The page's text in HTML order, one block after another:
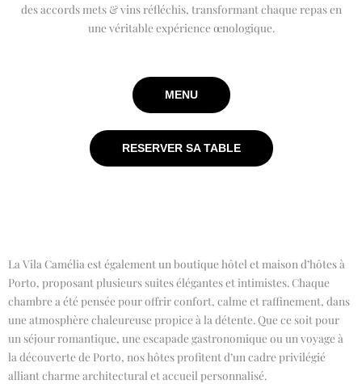
des accords mets & vins réfléchis, transformant chaque repas en
une véritable expérience œnologique.
MENU
RESERVER SA TABLE
La Vila Camélia est également un boutique hôtel et maison d’hôtes à
Porto, proposant plusieurs suites élégantes et intimistes. Chaque
chambre a été pensée pour offrir confort, calme et raffinement, dans
une atmosphère chaleureuse propice à la détente. Que ce soit pour
un séjour romantique, une escapade gastronomique ou un voyage à
la découverte de Porto, nos hôtes profitent d’un cadre privilégié
alliant charme architectural et accueil personnalisé.